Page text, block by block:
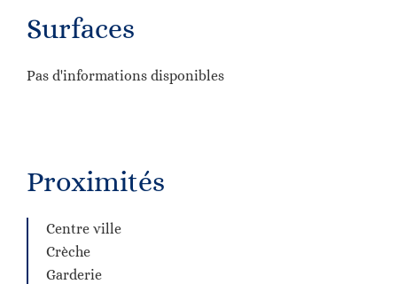
Surfaces
Pas d'informations disponibles
Proximités
Centre ville
Crèche
Garderie